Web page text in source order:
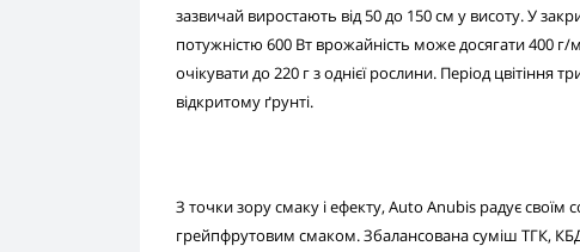
зазвичай виростають від 50 до 150 см у висоту. У
потужністю 600 Вт врожайність може досягати 400
очікувати до 220 г з однієї рослини. Період
відкритому ґрунті.
З точки зору смаку і ефекту, Auto Anubis радує
грейпфрутовим смаком. Збалансована суміш ТГК,